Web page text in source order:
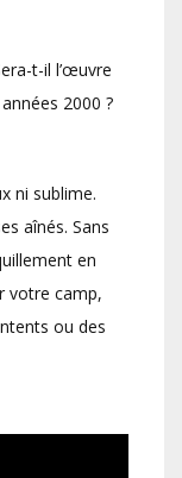
t-il l’œuvre
2000 ?
ni sublime.
aînés. Sans
en
votre camp,
ou des